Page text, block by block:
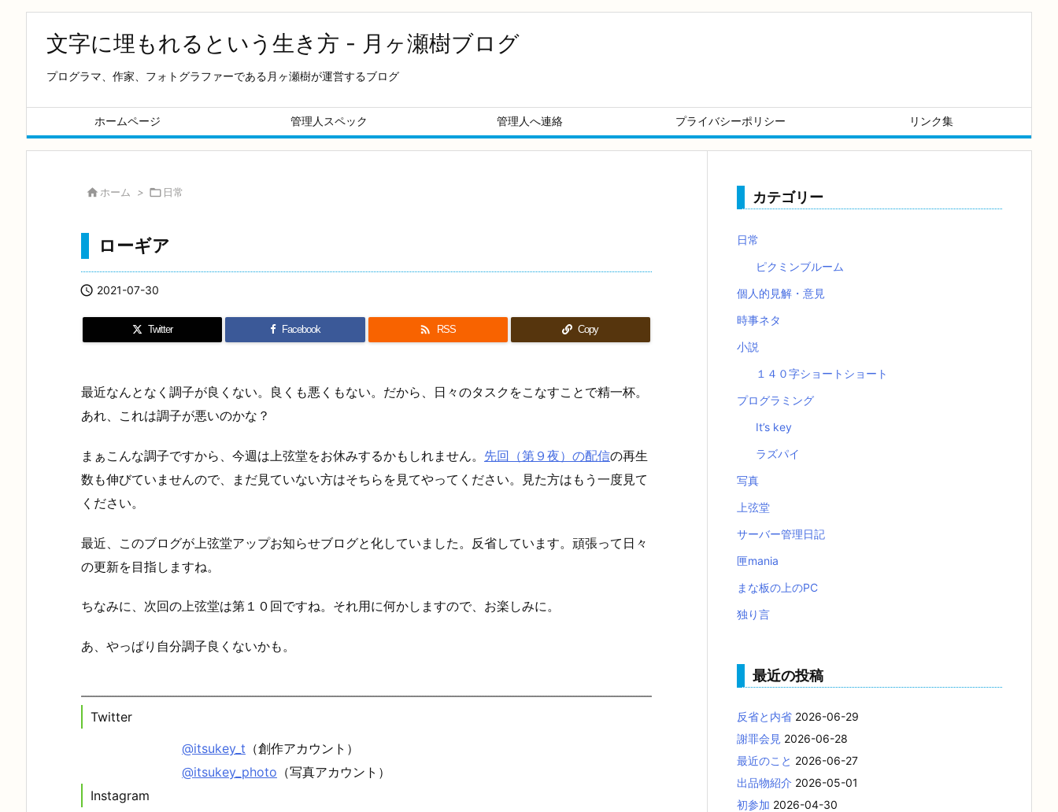
文字に埋もれるという生き方 - 月ヶ瀬樹ブログ
プログラマ、作家、フォトグラファーである月ヶ瀬樹が運営するブログ
ホームページ 管理人スペック 管理人へ連絡 プライバシーポリシー リンク集
 ホーム >  日常
ローギア
 2021-07-30
Twitter Facebook  RSS Copy
最近なんとなく調子が良くない。良くも悪くもない。だから、日々のタスクをこなすことで精一杯。
あれ、これは調子が悪いのかな？
まぁこんな調子ですから、今週は上弦堂をお休みするかもしれません。 先回（第９夜）の配信の再生
数も伸びていませんので、まだ見ていない方はそちらを見てやってください。見た方はもう一度見て
ください。
最近、このブログが上弦堂アップお知らせブログと化していました。反省しています。頑張って日々
の更新を目指しますね。
ちなみに、次回の上弦堂は第１０回ですね。それ用に何かしますので、お楽しみに。
あ、やっぱり自分調子良くないかも。
Twitter
@itsukey_t （創作アカウント）
@itsukey_photo （写真アカウント）
Instagram
カテゴリー
日常
ピクミンブルーム
個人的見解・意見
時事ネタ
小説
１４０字ショートショート
プログラミング
It’s key
ラズパイ
写真
上弦堂
サーバー管理日記
匣mania
まな板の上のPC
独り言
最近の投稿
反省と内省 2026-06-29
謝罪会見 2026-06-28
最近のこと 2026-06-27
出品物紹介 2026-05-01
初参加 2026-04-30